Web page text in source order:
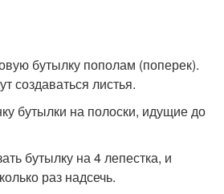
бутылку пополам (поперек).
создаваться листья.
бутылки на полоски, идущие до
бутылку на 4 лепестка, и
раз надсечь.